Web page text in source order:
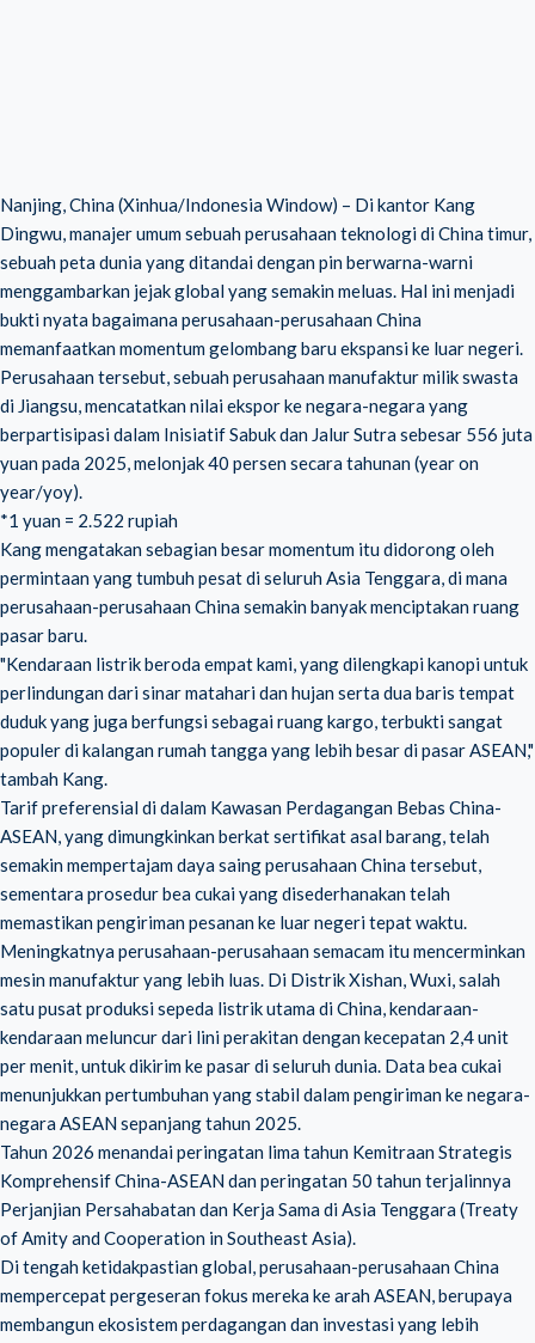
Nanjing, China (Xinhua/Indonesia Window) – Di kantor Kang
Dingwu, manajer umum sebuah perusahaan teknologi di China timur,
sebuah peta dunia yang ditandai dengan pin berwarna-warni
menggambarkan jejak global yang semakin meluas. Hal ini menjadi
bukti nyata bagaimana perusahaan-perusahaan China
memanfaatkan momentum gelombang baru ekspansi ke luar negeri.
Perusahaan tersebut, sebuah perusahaan manufaktur milik swasta
di Jiangsu, mencatatkan nilai ekspor ke negara-negara yang
berpartisipasi dalam Inisiatif Sabuk dan Jalur Sutra sebesar 556 juta
yuan pada 2025, melonjak 40 persen secara tahunan (year on
year/yoy).
*1 yuan = 2.522 rupiah
Kang mengatakan sebagian besar momentum itu didorong oleh
permintaan yang tumbuh pesat di seluruh Asia Tenggara, di mana
perusahaan-perusahaan China semakin banyak menciptakan ruang
pasar baru.
"Kendaraan listrik beroda empat kami, yang dilengkapi kanopi untuk
perlindungan dari sinar matahari dan hujan serta dua baris tempat
duduk yang juga berfungsi sebagai ruang kargo, terbukti sangat
populer di kalangan rumah tangga yang lebih besar di pasar ASEAN,"
tambah Kang.
Tarif preferensial di dalam Kawasan Perdagangan Bebas China-
ASEAN, yang dimungkinkan berkat sertifikat asal barang, telah
semakin mempertajam daya saing perusahaan China tersebut,
sementara prosedur bea cukai yang disederhanakan telah
memastikan pengiriman pesanan ke luar negeri tepat waktu.
Meningkatnya perusahaan-perusahaan semacam itu mencerminkan
mesin manufaktur yang lebih luas. Di Distrik Xishan, Wuxi, salah
satu pusat produksi sepeda listrik utama di China, kendaraan-
kendaraan meluncur dari lini perakitan dengan kecepatan 2,4 unit
per menit, untuk dikirim ke pasar di seluruh dunia. Data bea cukai
menunjukkan pertumbuhan yang stabil dalam pengiriman ke negara-
negara ASEAN sepanjang tahun 2025.
Tahun 2026 menandai peringatan lima tahun Kemitraan Strategis
Komprehensif China-ASEAN dan peringatan 50 tahun terjalinnya
Perjanjian Persahabatan dan Kerja Sama di Asia Tenggara (Treaty
of Amity and Cooperation in Southeast Asia).
Di tengah ketidakpastian global, perusahaan-perusahaan China
mempercepat pergeseran fokus mereka ke arah ASEAN, berupaya
membangun ekosistem perdagangan dan investasi yang lebih